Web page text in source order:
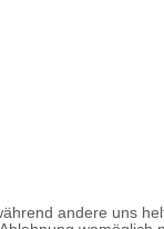
andere uns